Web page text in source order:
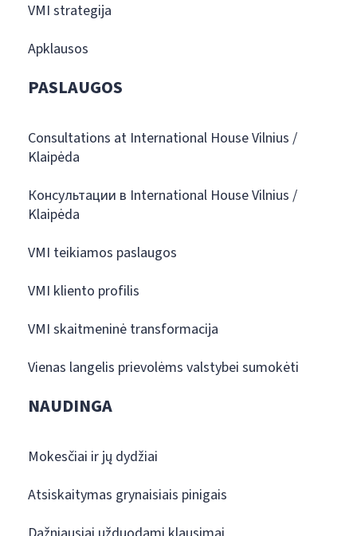
VMI strategija
Apklausos
PASLAUGOS
Consultations at International House Vilnius /
Klaipėda
Консультации в International House Vilnius /
Klaipėda
VMI teikiamos paslaugos
VMI kliento profilis
VMI skaitmeninė transformacija
Vienas langelis prievolėms valstybei sumokėti
NAUDINGA
Mokesčiai ir jų dydžiai
Atsiskaitymas grynaisiais pinigais